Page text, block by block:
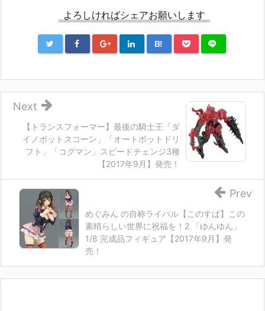
よろしければシェアお願いします
B!
【トランスフォーマー】最後の騎士王「ダ
イノボットスコーン」「オートボットドリ
フト」「コグマン」スピードチェンジ3種
【2017年9月】発売！
Next
めぐみん の自称ライバル【このすば】この
素晴らしい世界に祝福を！2 「ゆんゆん」
1/8 完成品フィギュア【2017年9月】発
売！
Prev